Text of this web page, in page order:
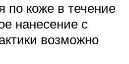
по коже в течение
нанесение с
возможно